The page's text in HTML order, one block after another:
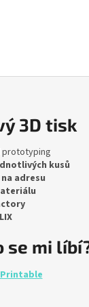
3D tisk
prototyping
kusů
na adresu
se mi
Printable